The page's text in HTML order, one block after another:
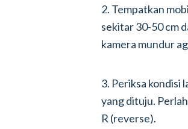
2. Tempatkan
sekitar 30-50 cm
kamera mundur
3. Periksa kondisi
yang dituju.
R (reverse).